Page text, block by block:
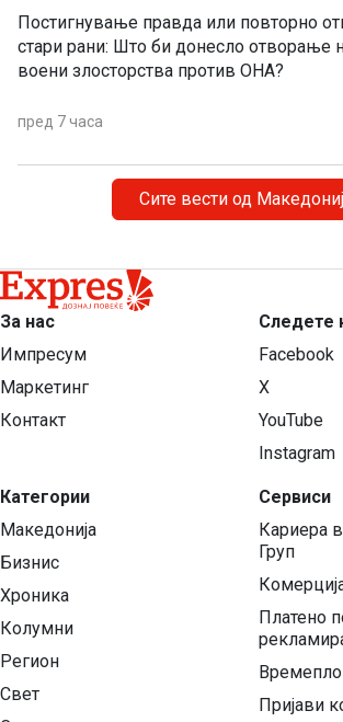
Постигнување правда или повторно
стари рани: Што би донесло отворање
воени злосторства против ОНА?
пред 7 часа
Сите вести од
За нас
Импресум
Маркетинг
Контакт
Категории
Македонија
Бизнис
Хроника
Колумни
Регион
Свет
Следете
Facebook
X
YouTube
Instagram
Сервиси
Кариера
Груп
Платено
Пријави